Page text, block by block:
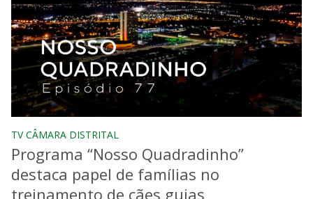
TV CÂMARA DISTRITAL
Programa “Nosso Quadradinho”
destaca papel de famílias no
treinamento de cães guias